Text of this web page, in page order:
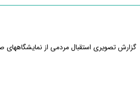
گزارش تصویری استقبال مردمی از نمایشگاههای